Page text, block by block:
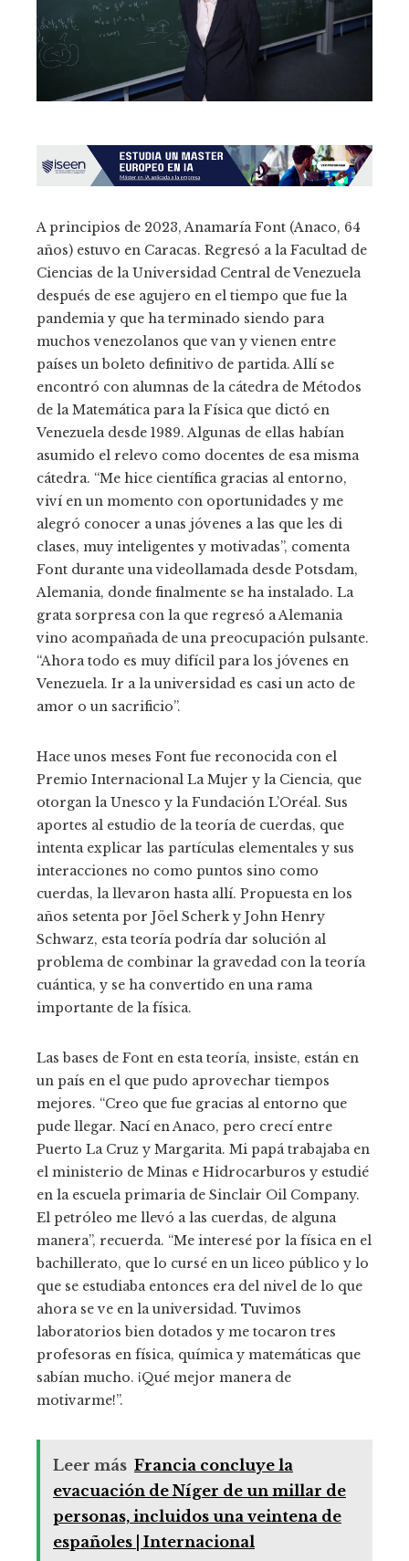
A principios de 2023, Anamaría Font (Anaco, 64
años) estuvo en Caracas. Regresó a la Facultad de
Ciencias de la Universidad Central de Venezuela
después de ese agujero en el tiempo que fue la
pandemia y que ha terminado siendo para
muchos venezolanos que van y vienen entre
países un boleto definitivo de partida. Allí se
encontró con alumnas de la cátedra de Métodos
de la Matemática para la Física que dictó en
Venezuela desde 1989. Algunas de ellas habían
asumido el relevo como docentes de esa misma
cátedra. “Me hice científica gracias al entorno,
viví en un momento con oportunidades y me
alegró conocer a unas jóvenes a las que les di
clases, muy inteligentes y motivadas”, comenta
Font durante una videollamada desde Potsdam,
Alemania, donde finalmente se ha instalado. La
grata sorpresa con la que regresó a Alemania
vino acompañada de una preocupación pulsante.
“Ahora todo es muy difícil para los jóvenes en
Venezuela. Ir a la universidad es casi un acto de
amor o un sacrificio”.
Hace unos meses Font fue reconocida con el
Premio Internacional La Mujer y la Ciencia, que
otorgan la Unesco y la Fundación L’Oréal. Sus
aportes al estudio de la teoría de cuerdas, que
intenta explicar las partículas elementales y sus
interacciones no como puntos sino como
cuerdas, la llevaron hasta allí. Propuesta en los
años setenta por Jöel Scherk y John Henry
Schwarz, esta teoría podría dar solución al
problema de combinar la gravedad con la teoría
cuántica, y se ha convertido en una rama
importante de la física.
Las bases de Font en esta teoría, insiste, están en
un país en el que pudo aprovechar tiempos
mejores. “Creo que fue gracias al entorno que
pude llegar. Nací en Anaco, pero crecí entre
Puerto La Cruz y Margarita. Mi papá trabajaba en
el ministerio de Minas e Hidrocarburos y estudié
en la escuela primaria de Sinclair Oil Company.
El petróleo me llevó a las cuerdas, de alguna
manera”, recuerda. “Me interesé por la física en el
bachillerato, que lo cursé en un liceo público y lo
que se estudiaba entonces era del nivel de lo que
ahora se ve en la universidad. Tuvimos
laboratorios bien dotados y me tocaron tres
profesoras en física, química y matemáticas que
sabían mucho. ¡Qué mejor manera de
motivarme!”.
Leer más Francia concluye la
evacuación de Níger de un millar de
personas, incluidos una veintena de
españoles | Internacional